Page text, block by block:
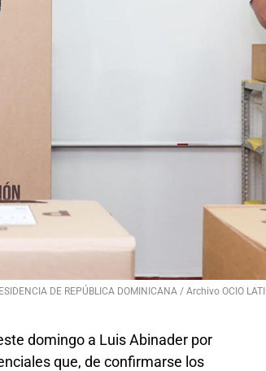
DE REPÚBLICA DOMINICANA / Archivo OCIO
domingo a Luis Abinader por
que, de confirmarse los